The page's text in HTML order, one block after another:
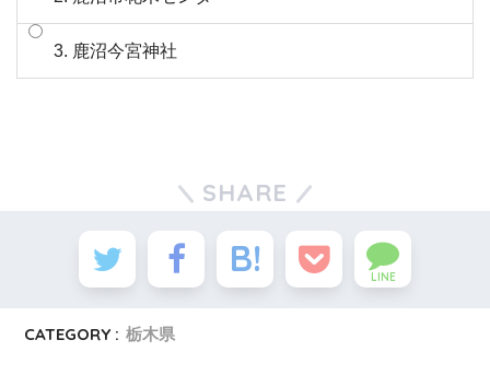
3. 鹿沼今宮神社
SHARE
LINE
CATEGORY : 栃木県